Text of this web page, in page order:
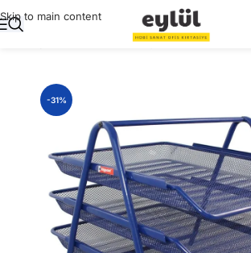
Skip to main content
Masaüstü Gereçler/Metal
-31%